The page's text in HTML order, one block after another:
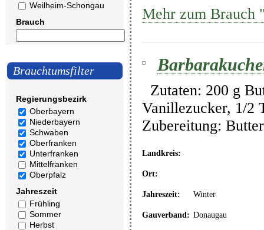
Weilheim-Schongau
Brauch
Brauchtumsfilter
Regierungsbezirk
Oberbayern
Niederbayern
Schwaben
Oberfranken
Unterfranken
Mittelfranken
Oberpfalz
Jahreszeit
Frühling
Sommer
Herbst
Mehr zum
Zutaten: 200 g
Vanillezucker, 1/2
Zubereitung:
Landkreis:
Ort:
Jahreszeit: Winter
Gauverband: Donaugau